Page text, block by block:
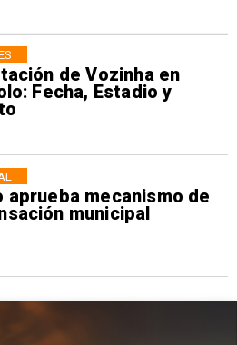
de Vozinha en
Fecha, Estadio y
aprueba mecanismo de
municipal